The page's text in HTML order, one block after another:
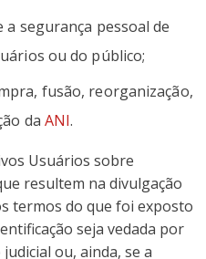
segurança pessoal de
ou do público;
fusão, reorganização,
da ANI.
Usuários sobre
resultem na divulgação
termos do que foi exposto
seja vedada por
ou, ainda, se a